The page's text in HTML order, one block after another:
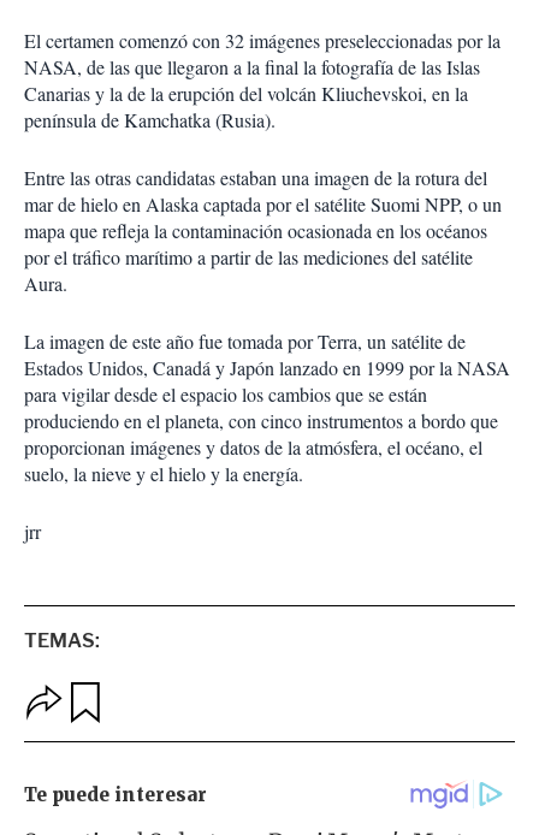
El certamen comenzó con 32 imágenes preseleccionadas por la
NASA, de las que llegaron a la final la fotografía de las Islas
Canarias y la de la erupción del volcán Kliuchevskoi, en la
península de Kamchatka (Rusia).
Entre las otras candidatas estaban una imagen de la rotura del
mar de hielo en Alaska captada por el satélite Suomi NPP, o un
mapa que refleja la contaminación ocasionada en los océanos
por el tráfico marítimo a partir de las mediciones del satélite
Aura.
La imagen de este año fue tomada por Terra, un satélite de
Estados Unidos, Canadá y Japón lanzado en 1999 por la NASA
para vigilar desde el espacio los cambios que se están
produciendo en el planeta, con cinco instrumentos a bordo que
proporcionan imágenes y datos de la atmósfera, el océano, el
suelo, la nieve y el hielo y la energía.
jrr
TEMAS:
p
i
r